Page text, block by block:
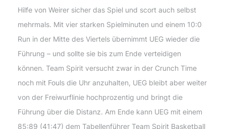
Hilfe von Weirer sicher das Spiel und scort auch selbst
mehrmals. Mit vier starken Spielminuten und einem 10:0
Run in der Mitte des Viertels übernimmt UEG wieder die
Führung – und sollte sie bis zum Ende verteidigen
können. Team Spirit versucht zwar in der Crunch Time
noch mit Fouls die Uhr anzuhalten, UEG bleibt aber weiter
von der Freiwurflinie hochprozentig und bringt die
Führung über die Distanz. Am Ende kann UEG mit einem
85:89 (41:47) dem Tabellenführer Team Spirit Basketball